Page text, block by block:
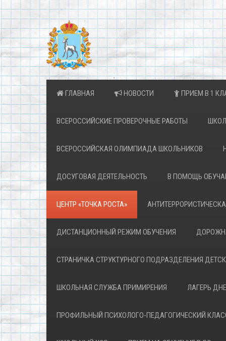
ГЛАВНАЯ НОВОСТИ ПРИЕМ В 1
ВСЕРОССИЙСКИЕ ПРОВЕРОЧНЫЕ РАБОТЫ
ВСЕРОССИЙСКАЯ ОЛИМПИАДА ШКОЛЬНИКОВ
ДОСУГОВАЯ ДЕЯТЕЛЬНОСТЬ В ПОМОЩЬ
ЦЕНТР «ТОЧКА РОСТА»
ДИСТАНЦИОННЫЙ РЕЖИМ ОБУЧЕНИЯ
СТРАНИЧКА СТРУКТУРНОГО ПОДРАЗДЕЛЕНИЯ
ШКОЛЬНАЯ СЛУЖБА ПРИМИРЕНИЯ ЛАГЕРЬ
ПРОФИЛЬНЫЙ ПСИХОЛОГО-ПЕДАГОГИЧЕСКИЙ